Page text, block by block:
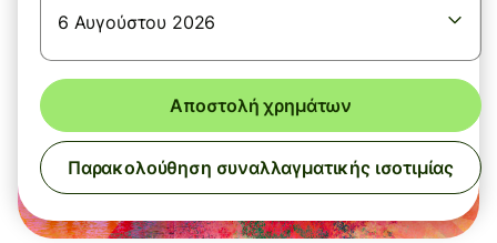
6 Αυγούστου 2026
Αποστολή χρημάτων
Παρακολούθηση συναλλαγματικής ισοτιμίας